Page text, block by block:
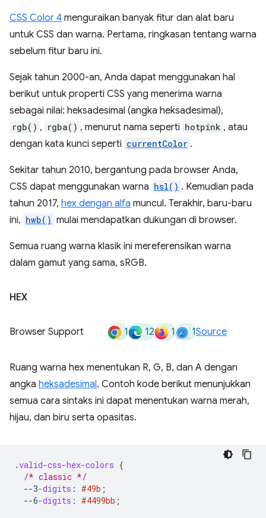
CSS Color 4 menguraikan banyak fitur dan alat baru
untuk CSS dan warna. Pertama, ringkasan tentang warna
sebelum fitur baru ini.
Sejak tahun 2000-an, Anda dapat menggunakan hal
berikut untuk properti CSS yang menerima warna
sebagai nilai: heksadesimal (angka heksadesimal),
rgb() , rgba() , menurut nama seperti hotpink , atau
dengan kata kunci seperti currentColor .
Sekitar tahun 2010, bergantung pada browser Anda,
CSS dapat menggunakan warna hsl() . Kemudian pada
tahun 2017, hex dengan alfa muncul. Terakhir, baru-baru
ini, hwb() mulai mendapatkan dukungan di browser.
Semua ruang warna klasik ini mereferensikan warna
dalam gamut yang sama, sRGB.
HEX
Browser Support 1 12 1 1Source
Ruang warna hex menentukan R, G, B, dan A dengan
angka heksadesimal. Contoh kode berikut menunjukkan
semua cara sintaks ini dapat menentukan warna merah,
hijau, dan biru serta opasitas.
.valid-css-hex-colors {
/* classic */
--3-digits : #49b ;
--6-digits : #4499bb ;